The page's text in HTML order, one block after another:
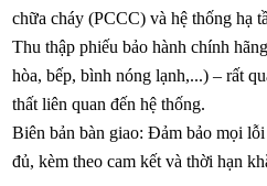
chữa cháy (PCCC) và hệ thống hạ
Thu thập phiếu bảo hành chính
hòa, bếp, bình nóng lạnh,...) – rất
thất liên quan đến hệ thống.
Biên bản bàn giao: Đảm bảo mọi
đủ, kèm theo cam kết và thời hạn